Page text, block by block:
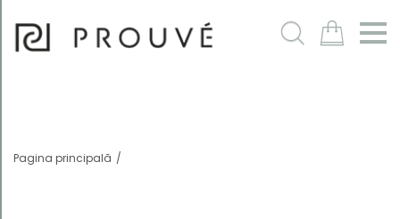
m
Pagina principală
Filtre